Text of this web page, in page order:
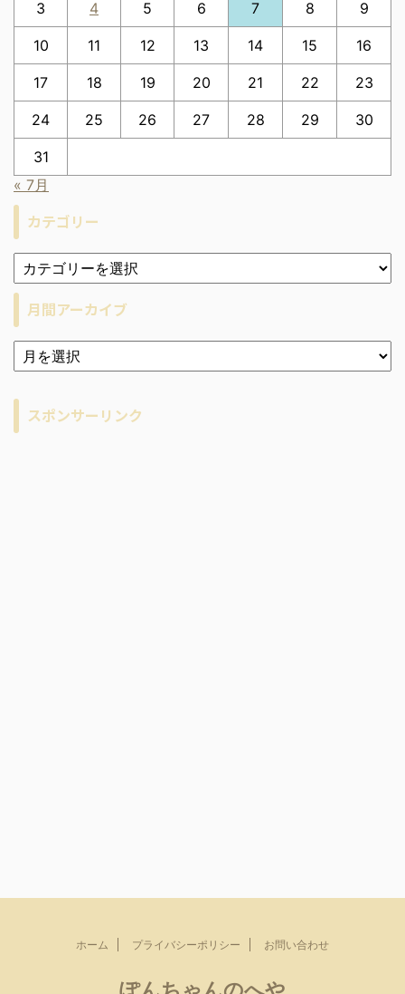
3 4 5 6 7 8 9
10 11 12 13 14 15 16
17 18 19 20 21 22 23
24 25 26 27 28 29 30
31
« 7月
カテゴリー
月間アーカイブ
ア
ー
ブ
スポンサーリンク
ホーム プライバシーポリシー お問い合わせ